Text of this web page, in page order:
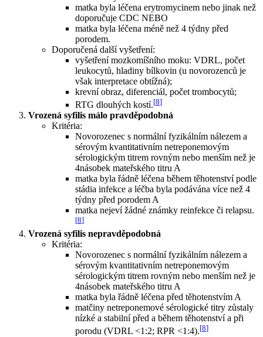
matka byla léčena erytromycinem nebo jinak než
doporučuje CDC NEBO
matka byla léčena méně než 4 týdny před
porodem.
Doporučená další vyšetření:
vyšetření mozkomíšního moku: VDRL, počet
leukocytů, hladiny bílkovin (u novorozenců je
však interpretace obtížná);
krevní obraz, diferenciál, počet trombocytů;
RTG dlouhých kostí.[8]
Vrozená syfilis málo pravděpodobná
Kritéria:
Novorozenec s normální fyzikálním nálezem a
sérovým kvantitativním netreponemovým
sérologickým titrem rovným nebo menším než je
4násobek mateřského titru A
matka byla řádně léčena během těhotenství podle
stádia infekce a léčba byla podávána více než 4
týdny před porodem A
matka nejeví žádné známky reinfekce či relapsu.
[8]
Vrozená syfilis nepravděpodobná
Kritéria:
Novorozenec s normální fyzikálním nálezem a
sérovým kvantitativním netreponemovým
sérologickým titrem rovným nebo menším než je
4násobek mateřského titru A
matka byla řádně léčena před těhotenstvím A
matčiny netreponemové sérologické titry zůstaly
nízké a stabilní před a během těhotenství a při
porodu (VDRL <1:2; RPR <1:4).[8]